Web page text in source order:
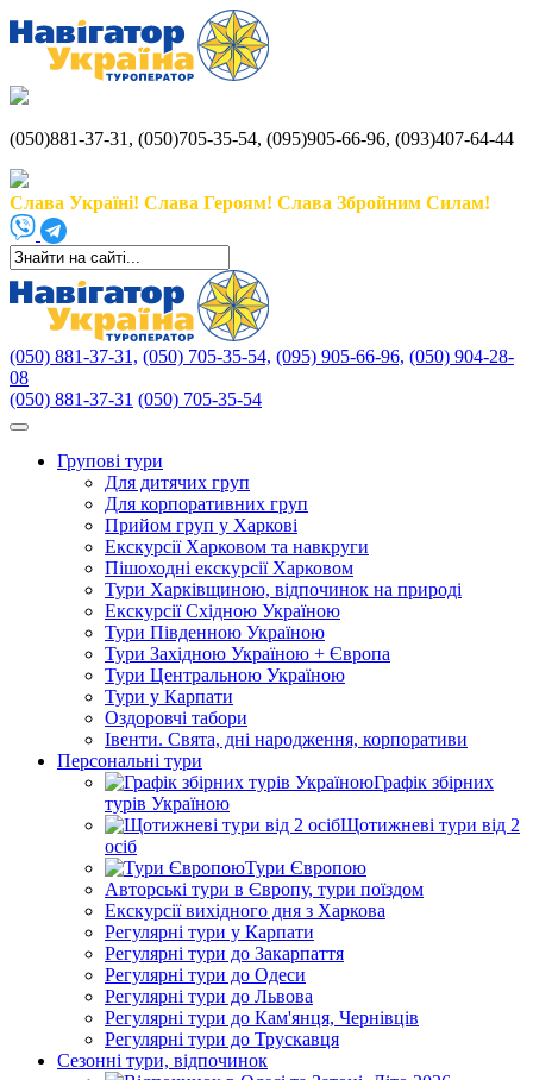
(050)881-37-31, (050)705-35-54, (095)905-66-96, (093)407-64-44
Слава Україні! Слава Героям! Слава Збройним Силам!
(050) 881-37-31, (050) 705-35-54, (095) 905-66-96, (050) 904-28-
08
(050) 881-37-31 (050) 705-35-54
Групові тури
Для дитячих груп
Для корпоративних груп
Прийом груп у Харкові
Екскурсії Харковом та навкруги
Пішоходні екскурсії Харковом
Тури Харківщиною, відпочинок на природі
Екскурсії Східною Україною
Тури Південною Україною
Тури Західною Україною + Європа
Тури Центральною Україною
Тури у Карпати
Оздоровчі табори
Івенти. Свята, дні народження, корпоративи
Персональні тури
Графік збірних
турів Україною
Щотижневі тури від 2
осіб
Тури Європою
Авторські тури в Європу, тури поїздом
Екскурсії вихідного дня з Харкова
Регулярні тури у Карпати
Регулярні тури до Закарпаття
Регулярні тури до Одеси
Регулярні тури до Львова
Регулярні тури до Кам'янця, Чернівців
Регулярні тури до Трускавця
Сезонні тури, відпочинок